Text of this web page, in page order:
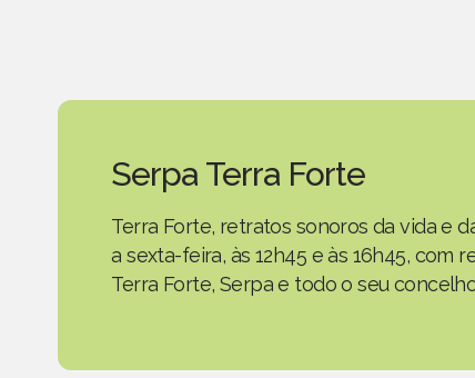
Serpa Terra Forte
Terra Forte, retratos sonoros da vida e
a sexta-feira, às 12h45 e às 16h45, com
Terra Forte, Serpa e todo o seu